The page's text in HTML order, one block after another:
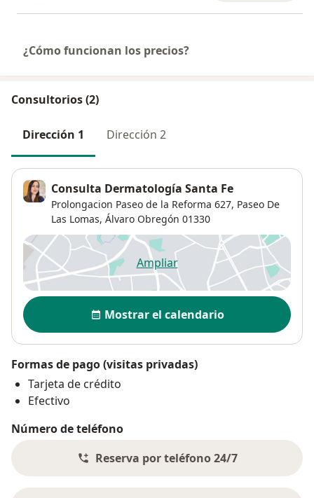
¿Cómo funcionan los precios?
Consultorios (2)
Dirección 1 Dirección 2
Consulta Dermatología Santa Fe
Prolongacion Paseo de la Reforma 627, Paseo De
Las Lomas, Álvaro Obregón 01330
Ampliarse abre en una nueva
Disponibilidad
Mostrar el calendario
Formas de pago (visitas privadas)
Tarjeta de crédito
Efectivo
Número de teléfono
Reserva por teléfono 24/7